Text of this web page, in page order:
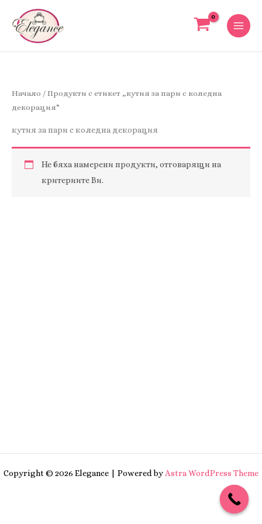
content
Начало / Продукти с етикет „кутия за пари с коледна
декорация“
кутия за пари с коледна декорация
Не бяха намерени продукти, отговарящи на
критериите Ви.
Copyright © 2026 Elegance | Powered byAstra WordPress Theme